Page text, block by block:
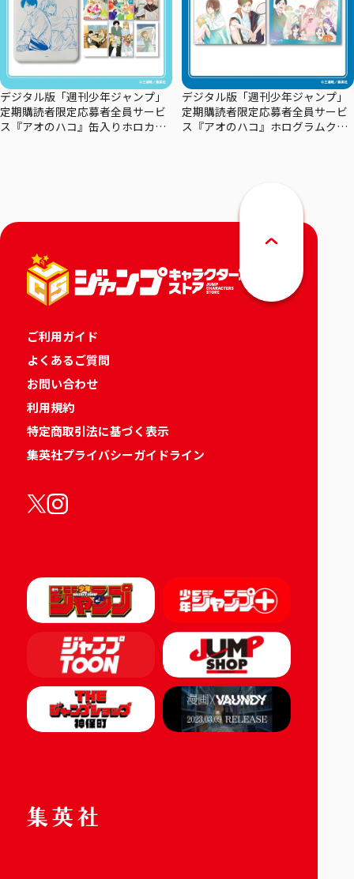
デジタル版「週刊少年ジャンプ」
定期購読者限定応募者全員サービ
ス『アオのハコ』缶入りホロカー
デジタル版「週刊少年ジャンプ」
定期購読者限定応募者全員サービ
ス『アオのハコ』ホログラムクリ
ご利用ガイド
よくあるご質問
お問い合わせ
利用規約
特定商取引法に基づく表示
集英社プライバシーガイドライン